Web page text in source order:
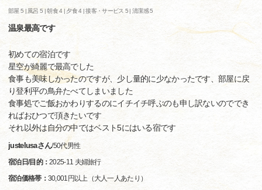
部屋 5 | 風呂 5 |朝食 4 | 夕食 4 |接客・サービス 5 |清潔感 5
温泉最高です
初めての宿泊です
星空が綺麗で最高でした
食事も美味しかったのですが、少し量的に少なかったです、部屋に戻
り登利平の鳥弁たべてしまいました
食事処でご飯おかわりするのにイチイチ呼ぶのも申し訳ないのででき
ればおひつで頂きたいです
それ以外は自分の中ではベスト5にはいる宿です
justelusaさん/50代男性
宿泊日/目的：2025-11 夫婦旅行
宿泊価格帯： 30,001円以上（大人一人あたり）